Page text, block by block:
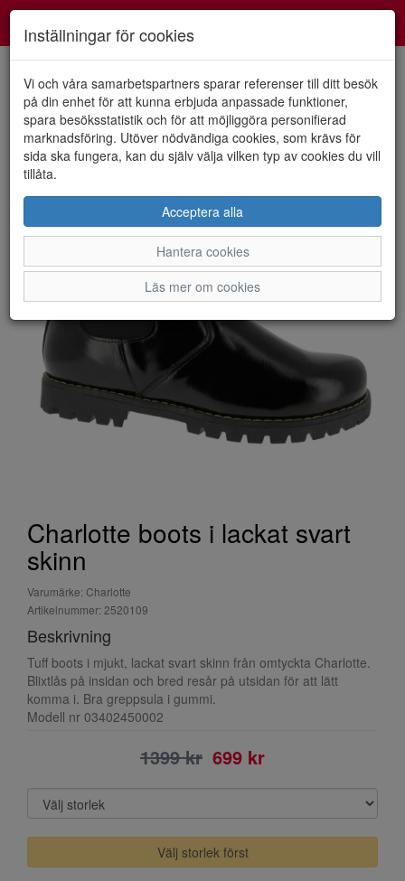
HEM CHARLOTTE
Charlotte boots i lackat svart
skinn
Varumärke: Charlotte
Artikelnummer: 2520109
Beskrivning
Tuff boots i mjukt, lackat svart skinn från omtyckta Charlotte.
Blixtlås på insidan och bred resår på utsidan för att lätt
komma i. Bra greppsula i gummi.
Modell nr 03402450002
1399 kr 699 kr
Välj storlek först
Inställningar för cookies
Vi och våra samarbetspartners sparar referenser till ditt besök
på din enhet för att kunna erbjuda anpassade funktioner,
spara besöksstatistik och för att möjliggöra personifierad
marknadsföring. Utöver nödvändiga cookies, som krävs för
sida ska fungera, kan du själv välja vilken typ av cookies du vill
tillåta.
Acceptera alla
Hantera cookies
Läs mer om cookies